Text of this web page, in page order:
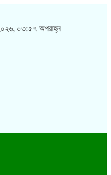
০৩:৫৭ অপরাহ্ন